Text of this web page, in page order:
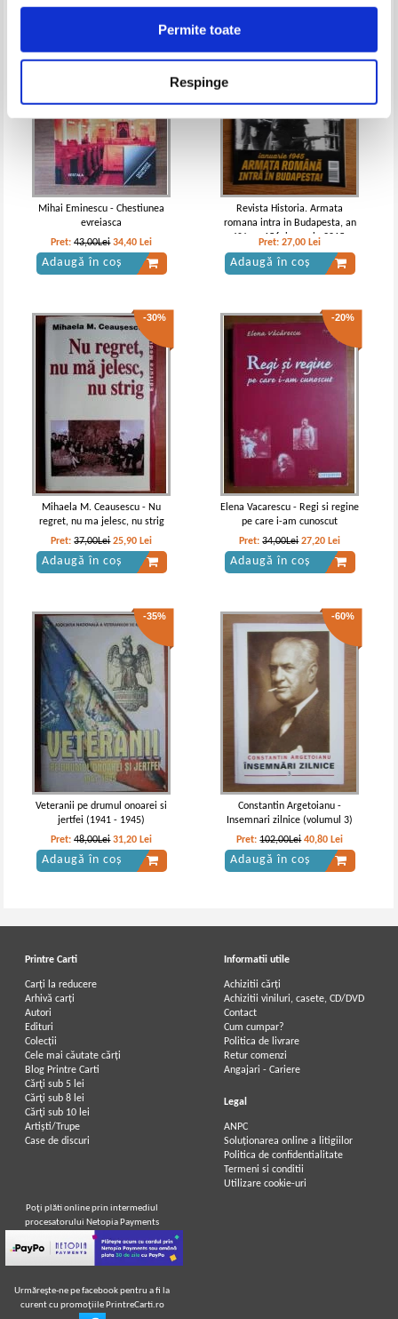
Permite toate
Respinge
Mihai Eminescu - Chestiunea
evreiasca
Pret:43,00Lei 34,40 Lei
Adaugă în coș
Revista Historia. Armata
romana intra in Budapesta, an
XV, nr. 156, ianuarie 2015
Pret:27,00 Lei
Adaugă în coș
-30%
Mihaela M. Ceausescu - Nu
regret, nu ma jelesc, nu strig
Pret:37,00Lei 25,90 Lei
Adaugă în coș
-20%
Elena Vacarescu - Regi si regine
pe care i-am cunoscut
Pret:34,00Lei 27,20 Lei
Adaugă în coș
-35%
Veteranii pe drumul onoarei si
jertfei (1941 - 1945)
Pret:48,00Lei 31,20 Lei
Adaugă în coș
-60%
Constantin Argetoianu -
Insemnari zilnice (volumul 3)
Pret:102,00Lei 40,80 Lei
Adaugă în coș
Printre Carti
Carți la reducere
Arhivă carți
Autori
Edituri
Colecții
Cele mai căutate cărți
Blog Printre Carti
Cărţi sub 5 lei
Cărţi sub 8 lei
Cărţi sub 10 lei
Artiști/Trupe
Case de discuri
Informatii utile
Achizitii cărți
Achizitii viniluri, casete, CD/DVD
Contact
Cum cumpar?
Politica de livrare
Retur comenzi
Angajari - Cariere
Legal
ANPC
Soluționarea online a litigiilor
Politica de confidentialitate
Termeni si conditii
Utilizare cookie-uri
Poţi plăti online prin intermediul
procesatorului Netopia Payments
Urmăreşte-ne pe facebook pentru a fi la
curent cu promoţiile PrintreCarti.ro